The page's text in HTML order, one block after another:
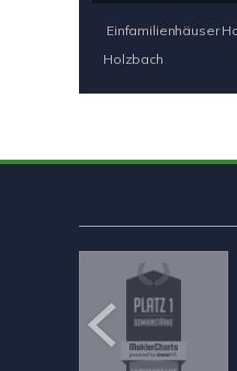
Einfamilienhäuser
Holzbach